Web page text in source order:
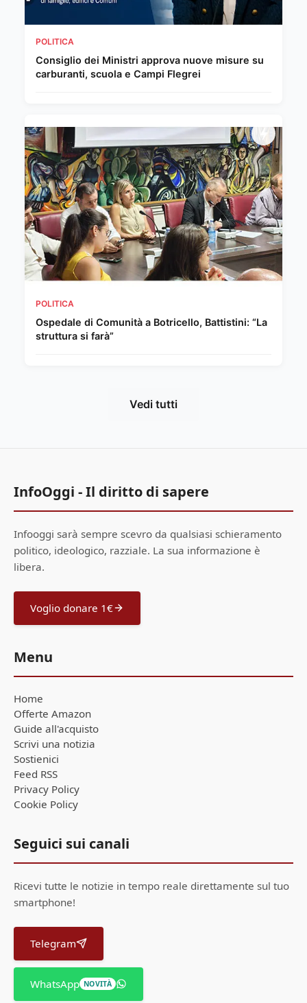
POLITICA
Consiglio dei Ministri approva nuove misure su
carburanti, scuola e Campi Flegrei
POLITICA
Ospedale di Comunità a Botricello, Battistini: “La
struttura si farà”
Vedi tutti
InfoOggi - Il diritto di sapere
Infooggi sarà sempre scevro da qualsiasi schieramento
politico, ideologico, razziale. La sua informazione è
libera.
Voglio donare 1€
Menu
Home
Offerte Amazon
Guide all'acquisto
Scrivi una notizia
Sostienici
Feed RSS
Privacy Policy
Cookie Policy
Seguici sui canali
Ricevi tutte le notizie in tempo reale direttamente sul tuo
smartphone!
Telegram
WhatsApp NOVITÀ